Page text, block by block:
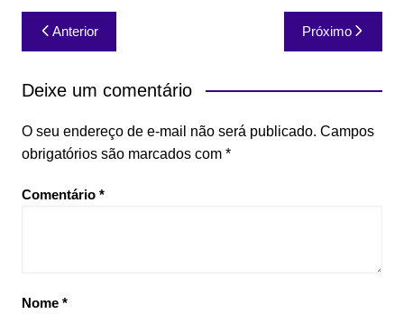
Navegação
de
Post
Anterior Próximo
Deixe um comentário
O seu endereço de e-mail não será publicado. Campos
obrigatórios são marcados com *
Comentário *
Nome *